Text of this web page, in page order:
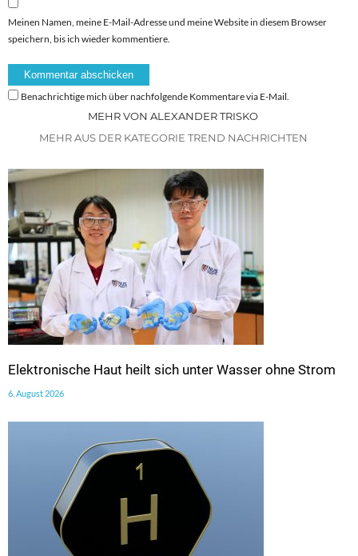
Meinen Namen, meine E-Mail-Adresse und meine Website in diesem Browser
speichern, bis ich wieder kommentiere.
Benachrichtige mich über nachfolgende Kommentare via E-Mail.
MEHR VON ALEXANDER TRISKO
MEHR AUS DER KATEGORIE TREND NACHRICHTEN
Elektronische Haut heilt sich unter Wasser ohne Strom
6. August 2026